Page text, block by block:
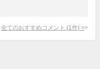
全てのおすすめコメント (1 件) >